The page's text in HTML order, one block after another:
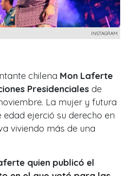
INSTAGRAM
chilena Mon Laferte
Presidenciales de
La mujer y futura
ejerció su derecho en
viviendo más de una
quien publicó el